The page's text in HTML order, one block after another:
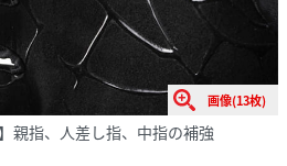
画像(13枚)
親指、人差し指、中指の補強